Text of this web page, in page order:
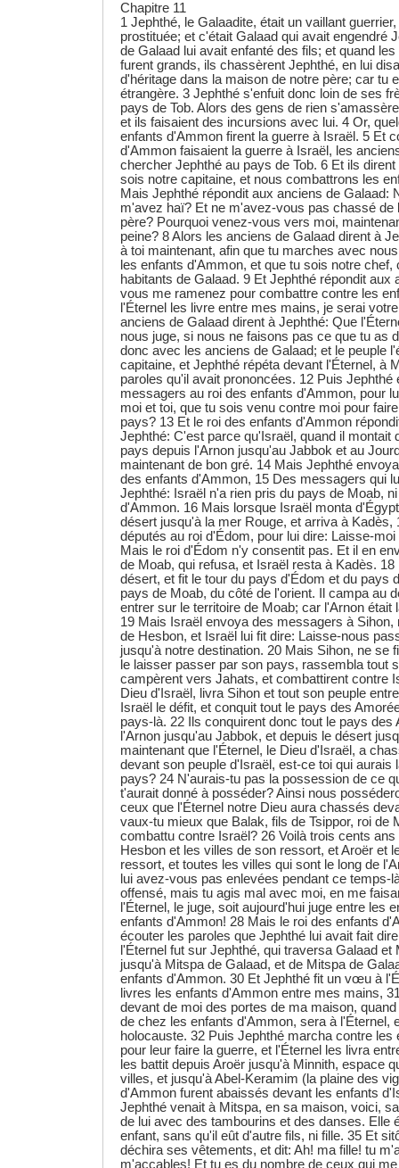
Chapitre 11
1 Jephthé, le Galaadite, était un vaillant
prostituée; et c'était Galaad qui avait engendré
de Galaad lui avait enfanté des fils; et quand
furent grands, ils chassèrent Jephthé, en lui
d'héritage dans la maison de notre père; car tu
étrangère. 3 Jephthé s'enfuit donc loin de ses
pays de Tob. Alors des gens de rien
et ils faisaient des incursions avec lui. 4 Or,
enfants d'Ammon firent la guerre à Israël. 5 Et
d'Ammon faisaient la guerre à Israël, les
chercher Jephthé au pays de Tob. 6 Et ils
sois notre capitaine, et nous combattrons les
Mais Jephthé répondit aux anciens de Galaad:
m'avez haï? Et ne m'avez-vous pas chassé de
père? Pourquoi venez-vous vers moi,
peine? 8 Alors les anciens de Galaad dirent à
à toi maintenant, afin que tu marches avec
les enfants d'Ammon, et que tu sois notre chef,
habitants de Galaad. 9 Et Jephthé répondit aux
vous me ramenez pour combattre contre les
l'Éternel les livre entre mes mains, je serai
anciens de Galaad dirent à Jephthé: Que
nous juge, si nous ne faisons pas ce que tu as
donc avec les anciens de Galaad; et le peuple
capitaine, et Jephthé répéta devant l'Éternel, à
paroles qu'il avait prononcées. 12 Puis Jephthé
messagers au roi des enfants d'Ammon, pour
moi et toi, que tu sois venu contre moi pour
pays? 13 Et le roi des enfants d'Ammon
Jephthé: C'est parce qu'Israël, quand il montait
pays depuis l'Arnon jusqu'au Jabbok et au
maintenant de bon gré. 14 Mais Jephthé
des enfants d'Ammon, 15 Des messagers qui
Jephthé: Israël n'a rien pris du pays de Moab,
d'Ammon. 16 Mais lorsque Israël monta
désert jusqu'à la mer Rouge, et arriva à Kadès,
députés au roi d'Édom, pour lui dire: Laisse-
Mais le roi d'Édom n'y consentit pas. Et il en
de Moab, qui refusa, et Israël resta à Kadès.
désert, et fit le tour du pays d'Édom et du pays
pays de Moab, du côté de l'orient. Il campa au
entrer sur le territoire de Moab; car l'Arnon était
19 Mais Israël envoya des messagers à Sihon,
de Hesbon, et Israël lui fit dire: Laisse-nous
jusqu'à notre destination. 20 Mais Sihon, ne se
le laisser passer par son pays, rassembla tout
campèrent vers Jahats, et combattirent contre
Dieu d'Israël, livra Sihon et tout son peuple
Israël le défit, et conquit tout le pays des
pays-là. 22 Ils conquirent donc tout le pays des
l'Arnon jusqu'au Jabbok, et depuis le désert
maintenant que l'Éternel, le Dieu d'Israël, a
devant son peuple d'Israël, est-ce toi qui aurais
pays? 24 N'aurais-tu pas la possession de ce
t'aurait donné à posséder? Ainsi nous
ceux que l'Éternel notre Dieu aura chassés
vaux-tu mieux que Balak, fils de Tsippor, roi de
combattu contre Israël? 26 Voilà trois cents ans
Hesbon et les villes de son ressort, et Aroër et
ressort, et toutes les villes qui sont le long de
lui avez-vous pas enlevées pendant ce temps-
offensé, mais tu agis mal avec moi, en me
l'Éternel, le juge, soit aujourd'hui juge entre les
enfants d'Ammon! 28 Mais le roi des enfants
écouter les paroles que Jephthé lui avait fait
l'Éternel fut sur Jephthé, qui traversa Galaad et
jusqu'à Mitspa de Galaad, et de Mitspa de
enfants d'Ammon. 30 Et Jephthé fit un vœu à
livres les enfants d'Ammon entre mes mains,
devant de moi des portes de ma maison,
de chez les enfants d'Ammon, sera à l'Éternel,
holocauste. 32 Puis Jephthé marcha contre les
pour leur faire la guerre, et l'Éternel les livra
les battit depuis Aroër jusqu'à Minnith, espace
villes, et jusqu'à Abel-Keramim (la plaine des
d'Ammon furent abaissés devant les enfants
Jephthé venait à Mitspa, en sa maison, voici,
de lui avec des tambourins et des danses. Elle
enfant, sans qu'il eût d'autre fils, ni fille. 35 Et
déchira ses vêtements, et dit: Ah! ma fille! tu
m'accables! Et tu es du nombre de ceux qui